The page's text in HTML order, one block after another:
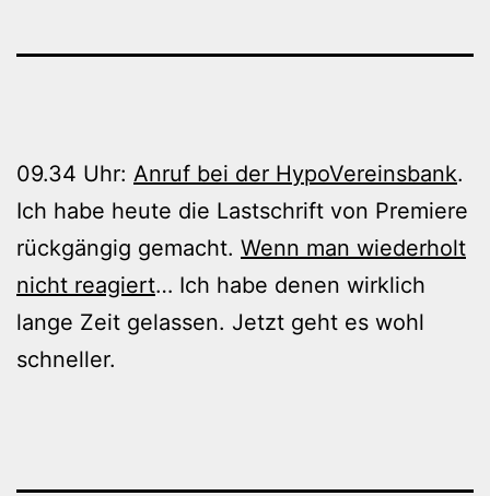
09.34 Uhr: Anruf bei der HypoVereinsbank.
Ich habe heute die Lastschrift von Premiere
rückgängig gemacht. Wenn man wiederholt
nicht reagiert… Ich habe denen wirklich
lange Zeit gelassen. Jetzt geht es wohl
schneller.